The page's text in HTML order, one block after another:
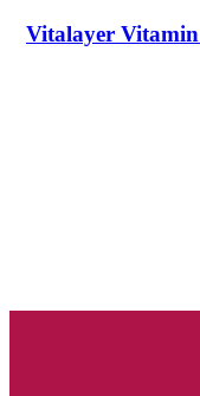
سرم دور چشم ویتامین سی ویتالیر Vitalayer Vitamin